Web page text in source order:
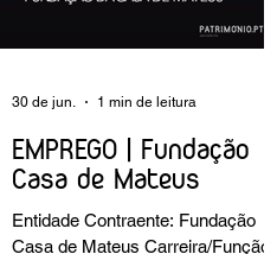
intervenções; apoio a exposições i
EMPREGO | Fundação
Casa de Mateus
Entidade Contraente: Fundação
Casa de Mateus Carreira/Função:
30 de jun. 1 min de leitura